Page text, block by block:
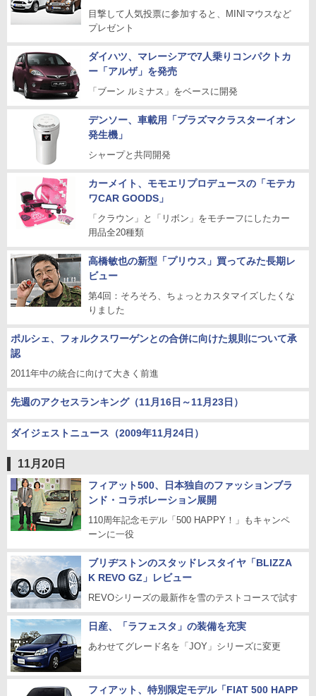
目撃して人気投票に参加すると、MINIマウスなど
プレゼント
ダイハツ、マレーシアで7人乗りコンパクトカ
ー「アルザ」を発売
「ブーン ルミナス」をベースに開発
デンソー、車載用「プラズマクラスターイオン
発生機」
シャープと共同開発
カーメイト、モモエリプロデュースの「モテカ
ワCAR GOODS」
「クラウン」と「リボン」をモチーフにしたカー
用品全20種類
高橋敏也の新型「プリウス」買ってみた長期レ
ビュー
第4回：そろそろ、ちょっとカスタマイズしたくな
りました
ポルシェ、フォルクスワーゲンとの合併に向けた規則について承
認
2011年中の統合に向けて大きく前進
先週のアクセスランキング（11月16日～11月23日）
ダイジェストニュース（2009年11月24日）
11月20日
フィアット500、日本独自のファッションブラ
ンド・コラボレーション展開
110周年記念モデル「500 HAPPY！」もキャンペ
ーンに一役
ブリヂストンのスタッドレスタイヤ「BLIZZA
K REVO GZ」レビュー
REVOシリーズの最新作を雪のテストコースで試す
日産、「ラフェスタ」の装備を充実
あわせてグレード名を「JOY」シリーズに変更
フィアット、特別限定モデル「FIAT 500 HAPP